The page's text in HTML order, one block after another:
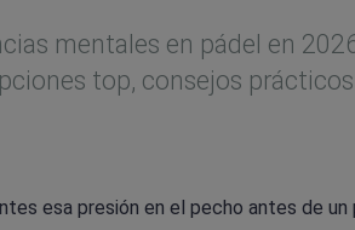
mentales en pádel en
top, consejos
esa presión en el pecho antes de un